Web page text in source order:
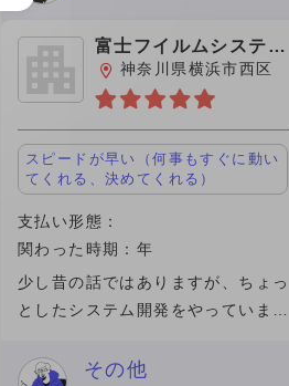
数料が高く富士フイルムシステム
ズ株式会社
神奈川県横浜市西区
スピードが早い（何事もすぐに動い
てくれる、決めてくれる）
支払い形態：
関わった時期：年
少し昔の話ではありますが、ちょっ
としたシステム開発をやっていまし
ったり、改修したり、動かなければ
その他